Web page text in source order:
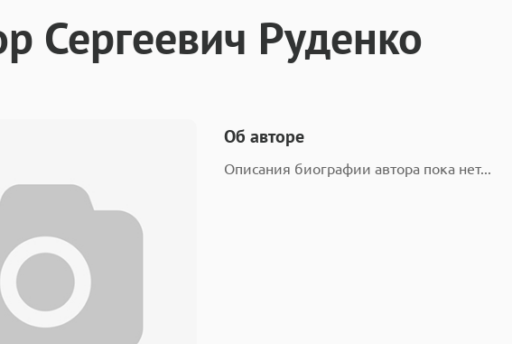
Сергеевич Руденко
Об авторе
Описания биографии автора пока нет...